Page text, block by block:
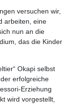
versuchen wir,
arbeiten, eine
nun an die
das die Kinder
Okapi selbst
erfolgreiche
Erziehung
wird vorgestellt,